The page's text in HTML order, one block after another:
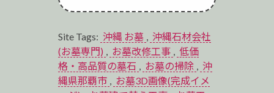
Site Tags: 沖縄 お墓 , 沖縄石材会社
(お墓専門) , お墓改修工事 , 低価
格・高品質の墓石 , お墓の掃除 , 沖
縄県那覇市 , お墓3D画像(完成イメ